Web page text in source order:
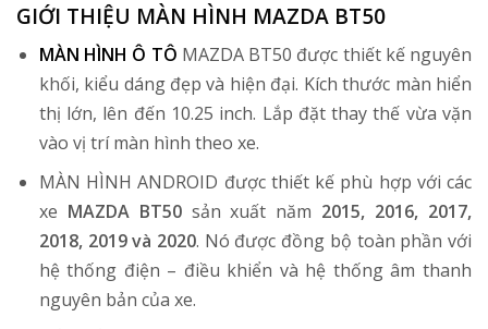
12.500.000₫
GIỚI THIỆU MÀN HÌNH MAZDA BT50
MÀN HÌNH Ô TÔ MAZDA BT50 được thiết kế nguyên
khối, kiểu dáng đẹp và hiện đại. Kích thước màn hiển
thị lớn, lên đến 10.25 inch. Lắp đặt thay thế vừa vặn
vào vị trí màn hình theo xe.
MÀN HÌNH ANDROID được thiết kế phù hợp với các
xe MAZDA BT50 sản xuất năm 2015, 2016, 2017,
2018, 2019 và 2020. Nó được đồng bộ toàn phần với
hệ thống điện – điều khiển và hệ thống âm thanh
nguyên bản của xe.